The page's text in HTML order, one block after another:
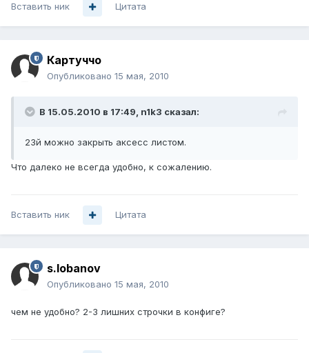
Вставить ник Цитата
Картуччо
Опубликовано 15 мая, 2010
В 15.05.2010 в 17:49, n1k3 сказал:
23й можно закрыть аксесс листом.
Что далеко не всегда удобно, к сожалению.
Вставить ник Цитата
s.lobanov
Опубликовано 15 мая, 2010
чем не удобно? 2-3 лишних строчки в конфиге?